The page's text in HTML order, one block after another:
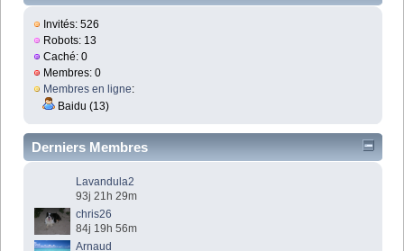
Invités: 526
Robots: 13
Caché: 0
Membres: 0
Membres en ligne:
Baidu (13)
Derniers Membres
Lavandula2
93j 21h 29m
chris26
84j 19h 56m
Arnaud